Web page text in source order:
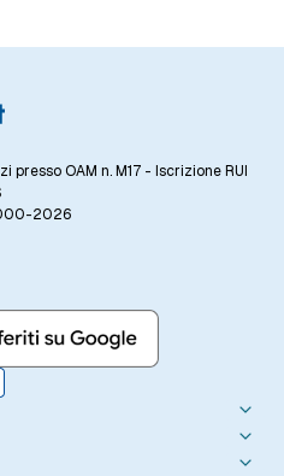
OAM n. M17 - Iscrizione RUI
2026